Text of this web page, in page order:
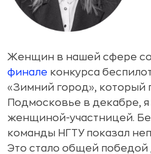
Женщин в нашей сфере
финале конкурса
«Зимний город», который
Подмосковье в декабре,
женщиной-участницей.
команды НГТУ показал
Это стало общей победой